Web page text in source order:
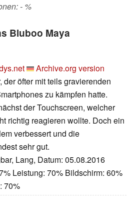
- %
Bluboo Maya
Archive.org version
öfter mit teils gravierenden
zu kämpfen hatte.
der Touchscreen, welcher
richtig reagieren wollte. Doch ein
verbessert und die
sehr gut.
Lang, Datum: 05.08.2016
Leistung: 70% Bildschirm: 60%
70%